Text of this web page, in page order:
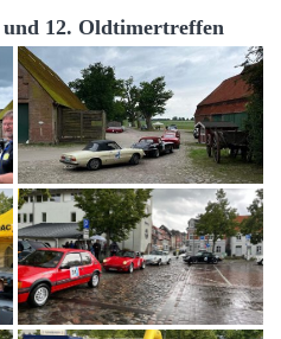
und 12. Oldtimertreffen